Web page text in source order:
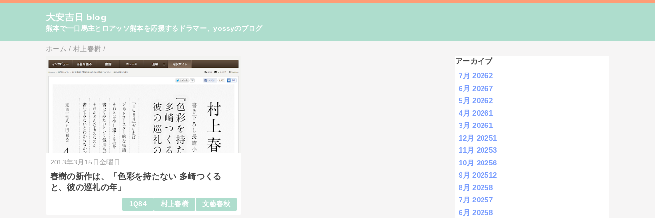
大安吉日 blog
熊本で一口馬主とロアッソ熊本を応援するドラマー、yossyのブログ
ホーム /村上春樹 /
2013年3月15日金曜日
春樹の新作は、「色彩を持たない 多崎つくる
と、彼の巡礼の年」
1Q84 村上春樹 文藝春秋
アーカイブ
7月 20262
6月 20267
5月 20262
4月 20261
3月 20261
12月 20251
11月 20253
10月 20256
9月 202512
8月 20258
7月 20257
6月 20258